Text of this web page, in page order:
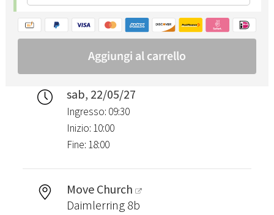
sab, 22/05/27
Ingresso: 09:30
Inizio: 10:00
Fine: 18:00
Move Church
Daimlerring 8b